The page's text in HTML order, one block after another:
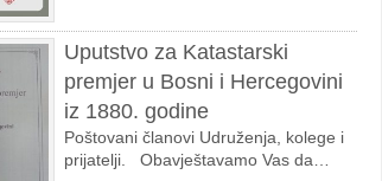
Uputstvo za Katastarski
premjer u Bosni i Hercegovini
iz 1880. godine
Poštovani članovi Udruženja, kolege i
prijatelji. Obavještavamo Vas da…